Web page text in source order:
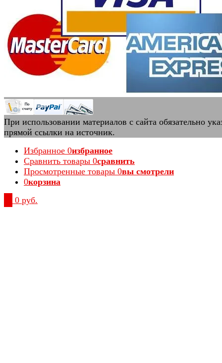
При использовании материалов с сайта обязательно
прямой ссылки на источник.
Избранное 0избранное
Сравнить товары 0сравнить
Просмотренные товары 0вы смотрели
0корзина
0 руб.